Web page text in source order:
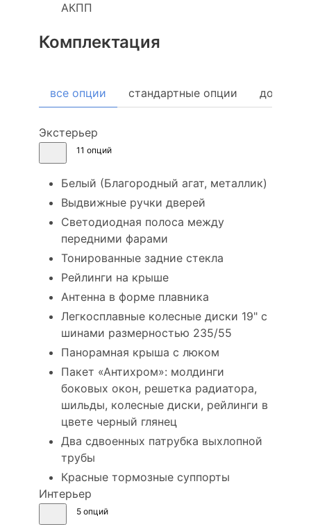
АКПП
Комплектация
все опции стандартные опции
Экстерьер
11 опций
Белый (Благородный агат, металлик)
Выдвижные ручки дверей
Светодиодная полоса между
передними фарами
Тонированные задние стекла
Рейлинги на крыше
Антенна в форме плавника
Легкосплавные колесные диски 19" с
шинами размерностью 235/55
Панорамная крыша с люком
Пакет «Антихром»: молдинги
боковых окон, решетка радиатора,
шильды, колесные диски, рейлинги в
цвете черный глянец
Два сдвоенных патрубка выхлопной
трубы
Красные тормозные суппорты
Интерьер
5 опций